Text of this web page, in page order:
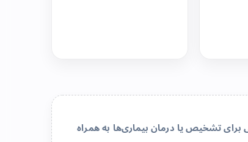
تشخیص یا درمان بیماری‌ها به همراه